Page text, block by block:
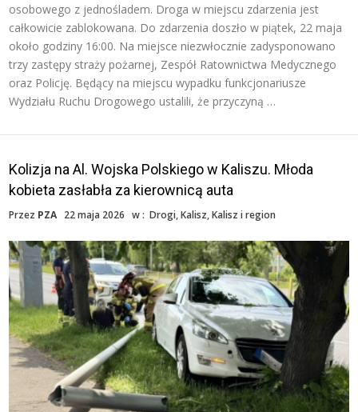
osobowego z jednośladem. Droga w miejscu zdarzenia jest
całkowicie zablokowana. Do zdarzenia doszło w piątek, 22 maja
około godziny 16:00. Na miejsce niezwłocznie zadysponowano
trzy zastępy straży pożarnej, Zespół Ratownictwa Medycznego
oraz Policję. Będący na miejscu wypadku funkcjonariusze
Wydziału Ruchu Drogowego ustalili, że przyczyną …
Kolizja na Al. Wojska Polskiego w Kaliszu. Młoda
kobieta zasłabła za kierownicą auta
Przez PZA 22 maja 2026 w :Drogi,Kalisz,Kalisz i region